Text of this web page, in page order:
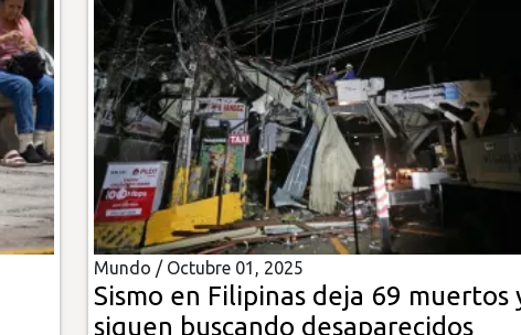
Mundo / Octubre 01, 2025
Sismo en Filipinas deja 69 muertos
siguen buscando desaparecidos